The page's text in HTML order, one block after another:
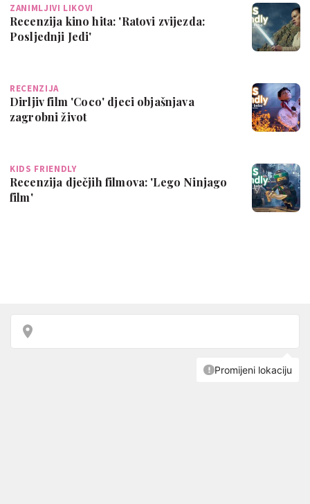
ZANIMLJIVI LIKOVI
Recenzija kino hita: 'Ratovi zvijezda:
Posljednji Jedi'
RECENZIJA
Dirljiv film 'Coco' djeci objašnjava
zagrobni život
KIDS FRIENDLY
Recenzija dječjih filmova: 'Lego Ninjago
film'